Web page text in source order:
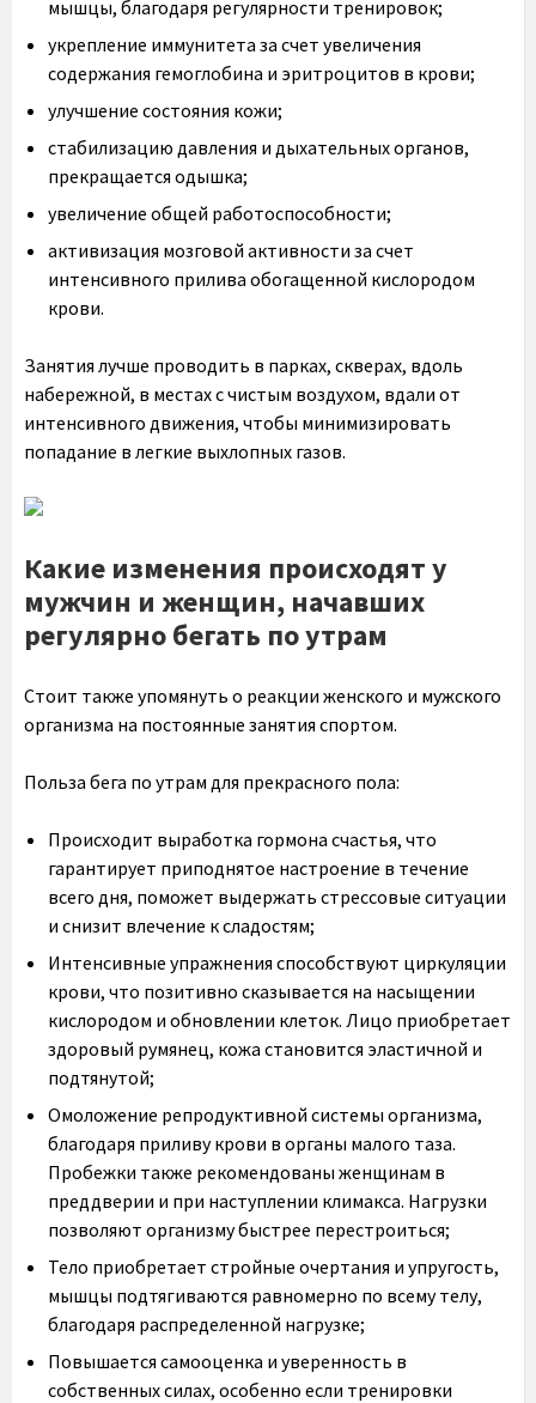
мышцы, благодаря регулярности тренировок;
укрепление иммунитета за счет увеличения
содержания гемоглобина и эритроцитов в крови;
улучшение состояния кожи;
стабилизацию давления и дыхательных органов,
прекращается одышка;
увеличение общей работоспособности;
активизация мозговой активности за счет
интенсивного прилива обогащенной кислородом
крови.
Занятия лучше проводить в парках, скверах, вдоль
набережной, в местах с чистым воздухом, вдали от
интенсивного движения, чтобы минимизировать
попадание в легкие выхлопных газов.
Какие изменения происходят у
мужчин и женщин, начавших
регулярно бегать по утрам
Стоит также упомянуть о реакции женского и мужского
организма на постоянные занятия спортом.
Польза бега по утрам для прекрасного пола:
Происходит выработка гормона счастья, что
гарантирует приподнятое настроение в течение
всего дня, поможет выдержать стрессовые ситуации
и снизит влечение к сладостям;
Интенсивные упражнения способствуют циркуляции
крови, что позитивно сказывается на насыщении
кислородом и обновлении клеток. Лицо приобретает
здоровый румянец, кожа становится эластичной и
подтянутой;
Омоложение репродуктивной системы организма,
благодаря приливу крови в органы малого таза.
Пробежки также рекомендованы женщинам в
преддверии и при наступлении климакса. Нагрузки
позволяют организму быстрее перестроиться;
Тело приобретает стройные очертания и упругость,
мышцы подтягиваются равномерно по всему телу,
благодаря распределенной нагрузке;
Повышается самооценка и уверенность в
собственных силах, особенно если тренировки